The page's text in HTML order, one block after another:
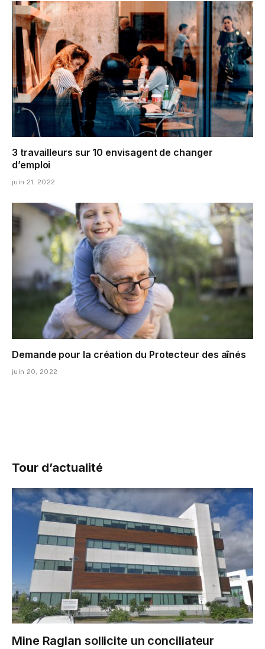
3 travailleurs sur 10 envisagent de changer
d’emploi
juin 21, 2022
Demande pour la création du Protecteur des aînés
juin 20, 2022
Tour d’actualité
Mine Raglan sollicite un conciliateur